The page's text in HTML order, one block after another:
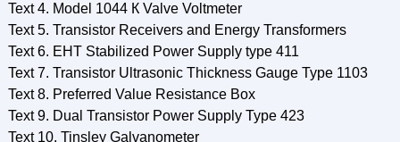
Text 4. Model 1044 К Valve Voltmeter
Text 5. Transistor Receivers and Energy Transformers
Text 6. EHT Stabilized Power Supply type 411
Text 7. Transistor Ultrasonic Thickness Gauge Type 1103
Text 8. Preferred Value Resistance Box
Text 9. Dual Transistor Power Supply Type 423
Text 10. Tinsley Galvanometer